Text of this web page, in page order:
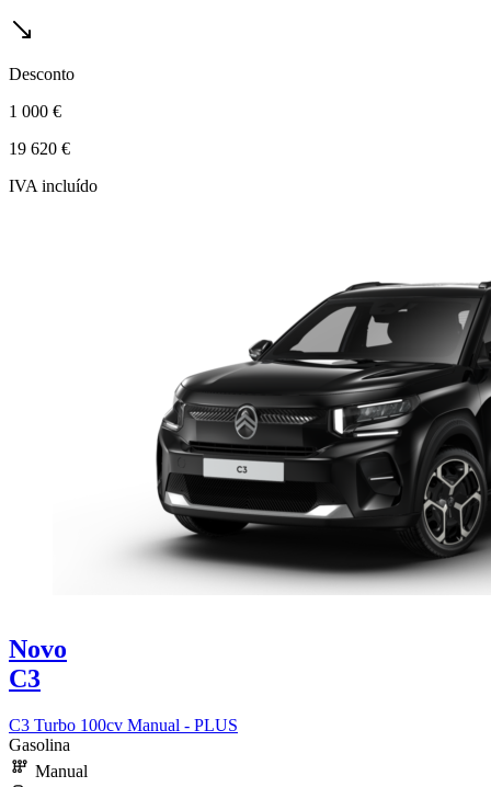
Desconto
1 000 €
19 620 €
IVA incluído
Novo
C3
C3 Turbo 100cv Manual - PLUS
Gasolina
Manual